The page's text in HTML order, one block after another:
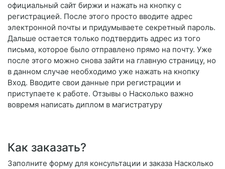
официальный сайт биржи и нажать на кнопку с
регистрацией. После этого просто вводите адрес
электронной почты и придумываете секретный пароль.
Дальше остается только подтвердить адрес из того
письма, которое было отправлено прямо на почту. Уже
после этого можно снова зайти на главную страницу, но
в данном случае необходимо уже нажать на кнопку
Вход. Вводите свои данные при регистрации и
приступаете к работе. Отзывы о Насколько важно
вовремя написать диплом в магистратуру
Как заказать?
Заполните форму для консультации и заказа Насколько